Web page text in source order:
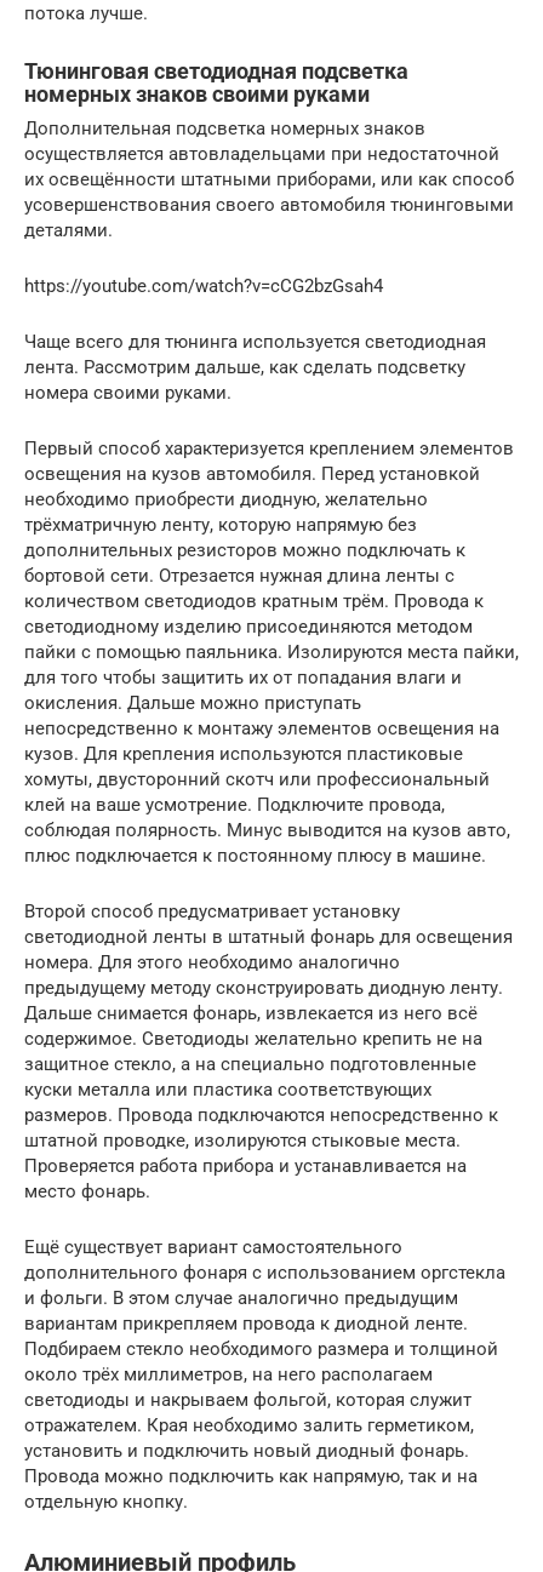
потока лучше.
Тюнинговая светодиодная подсветка
номерных знаков своими руками
Дополнительная подсветка номерных знаков
осуществляется автовладельцами при недостаточной
их освещённости штатными приборами, или как способ
усовершенствования своего автомобиля тюнинговыми
деталями.
https://youtube.com/watch?v=cCG2bzGsah4
Чаще всего для тюнинга используется светодиодная
лента. Рассмотрим дальше, как сделать подсветку
номера своими руками.
Первый способ характеризуется креплением элементов
освещения на кузов автомобиля. Перед установкой
необходимо приобрести диодную, желательно
трёхматричную ленту, которую напрямую без
дополнительных резисторов можно подключать к
бортовой сети. Отрезается нужная длина ленты с
количеством светодиодов кратным трём. Провода к
светодиодному изделию присоединяются методом
пайки с помощью паяльника. Изолируются места пайки,
для того чтобы защитить их от попадания влаги и
окисления. Дальше можно приступать
непосредственно к монтажу элементов освещения на
кузов. Для крепления используются пластиковые
хомуты, двусторонний скотч или профессиональный
клей на ваше усмотрение. Подключите провода,
соблюдая полярность. Минус выводится на кузов авто,
плюс подключается к постоянному плюсу в машине.
Второй способ предусматривает установку
светодиодной ленты в штатный фонарь для освещения
номера. Для этого необходимо аналогично
предыдущему методу сконструировать диодную ленту.
Дальше снимается фонарь, извлекается из него всё
содержимое. Светодиоды желательно крепить не на
защитное стекло, а на специально подготовленные
куски металла или пластика соответствующих
размеров. Провода подключаются непосредственно к
штатной проводке, изолируются стыковые места.
Проверяется работа прибора и устанавливается на
место фонарь.
Ещё существует вариант самостоятельного
дополнительного фонаря с использованием оргстекла
и фольги. В этом случае аналогично предыдущим
вариантам прикрепляем провода к диодной ленте.
Подбираем стекло необходимого размера и толщиной
около трёх миллиметров, на него располагаем
светодиоды и накрываем фольгой, которая служит
отражателем. Края необходимо залить герметиком,
установить и подключить новый диодный фонарь.
Провода можно подключить как напрямую, так и на
отдельную кнопку.
Алюминиевый профиль